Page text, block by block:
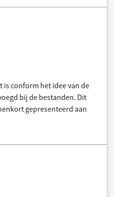
is conform het idee van de
bij de bestanden. Dit
gepresenteerd aan